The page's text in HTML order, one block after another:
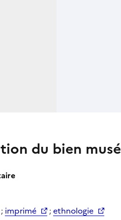
du bien
; imprimé ;ethnologie